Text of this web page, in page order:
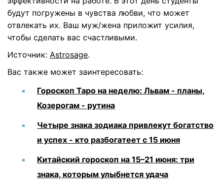
будут погружены в чувства любви, что может
отвлекать их. Ваш муж/жена приложит усилия,
чтобы сделать вас счастливыми.
Источник: Astrosage.
Вас также может заинтересовать:
Гороскоп Таро на неделю: Львам - планы,
Козерогам - рутина
Четыре знака зодиака привлекут богатство
и успех - кто разбогатеет с 15 июня
Китайский гороскоп на 15–21 июня: три
знака, которым улыбнется удача